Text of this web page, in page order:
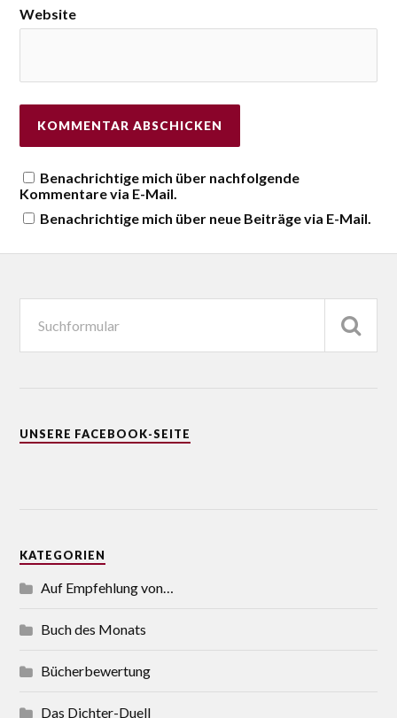
Website
Benachrichtige mich über nachfolgende
Kommentare via E-Mail.
Benachrichtige mich über neue Beiträge via E-Mail.
UNSERE FACEBOOK-SEITE
KATEGORIEN
Auf Empfehlung von…
Buch des Monats
Bücherbewertung
Das Dichter-Duell